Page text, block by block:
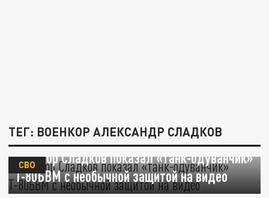
ТЕГ: ВОЕНКОР АЛЕКСАНДР СЛАДКОВ
Военкор Сладков показал «танк-одуванчик»
Т-80БВМ с необычной защитой на видео
СВО